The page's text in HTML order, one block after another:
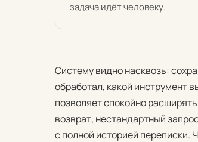
задача идёт человеку.
Систему видно насквозь:
обработал, какой инструмент
позволяет спокойно
возврат, нестандартный
с полной историей переписки.